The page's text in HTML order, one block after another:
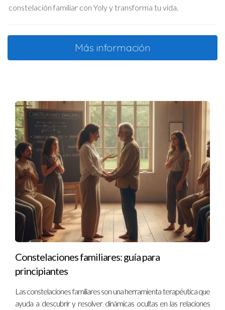
constelación familiar con Yoly y transforma tu vida.
Más información
Constelaciones familiares: guía para
principiantes
Las constelaciones familiares son una herramienta terapéutica que
ayuda a descubrir y resolver dinámicas ocultas en las relaciones